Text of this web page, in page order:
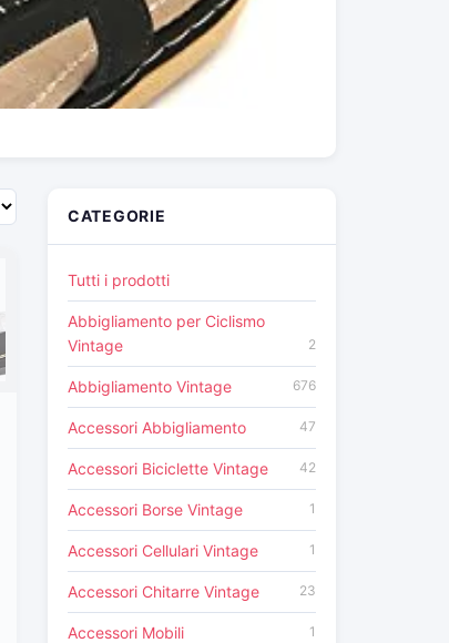
CATEGORIE
Tutti i prodotti
Abbigliamento per Ciclismo
Vintage
2
Abbigliamento Vintage 676
Accessori Abbigliamento 47
Accessori Biciclette Vintage 42
Accessori Borse Vintage 1
Accessori Cellulari Vintage 1
Accessori Chitarre Vintage 23
Accessori Mobili 1